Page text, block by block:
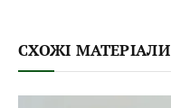
СХОЖІ МАТЕРІАЛИ